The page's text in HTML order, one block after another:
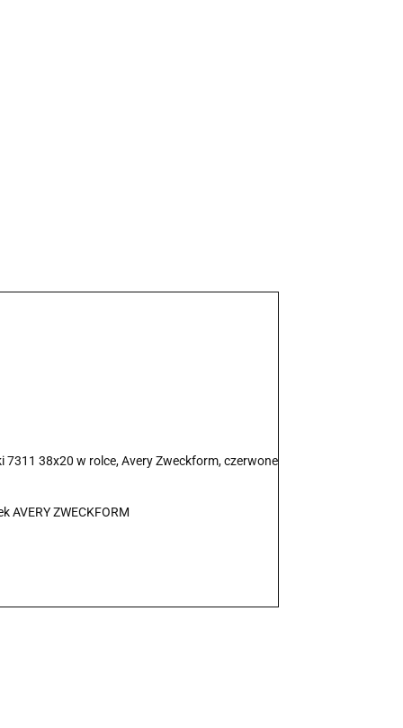
7311 38x20 w rolce, Avery Zweckform, czerwone
AVERY ZWECKFORM